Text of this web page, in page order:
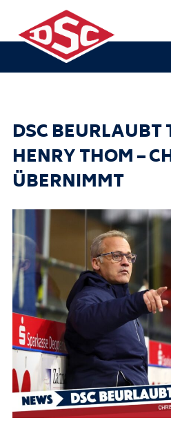
DSC BEURLAUBT
HENRY THOM –
ÜBERNIMMT